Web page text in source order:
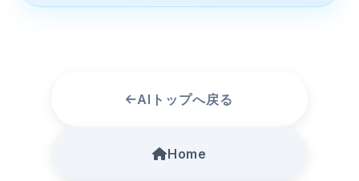
AIトップへ戻る
Home